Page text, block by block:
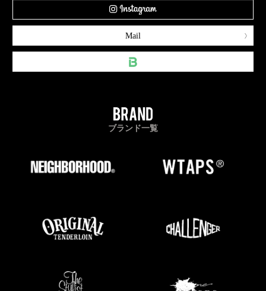
Mail
ブランド一覧